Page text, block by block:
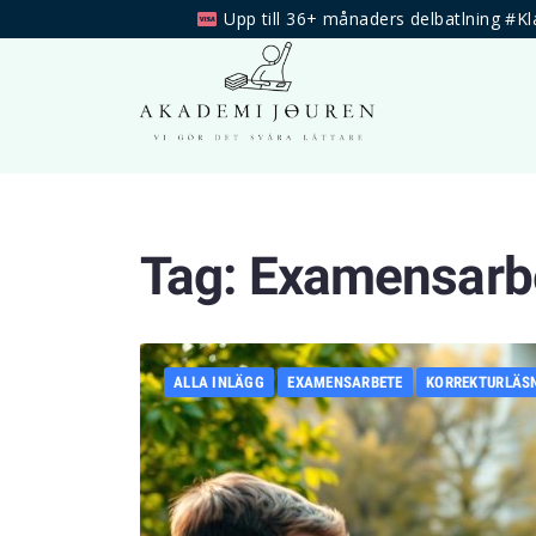
Upp till 36+ månaders delbatlning
Tag:
ALLA INLÄGG EXAMENSARBETE